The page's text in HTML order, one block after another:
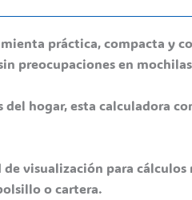
práctica, compacta y
preocupaciones en
del hogar, esta calculadora
visualización para cálculos
o cartera.